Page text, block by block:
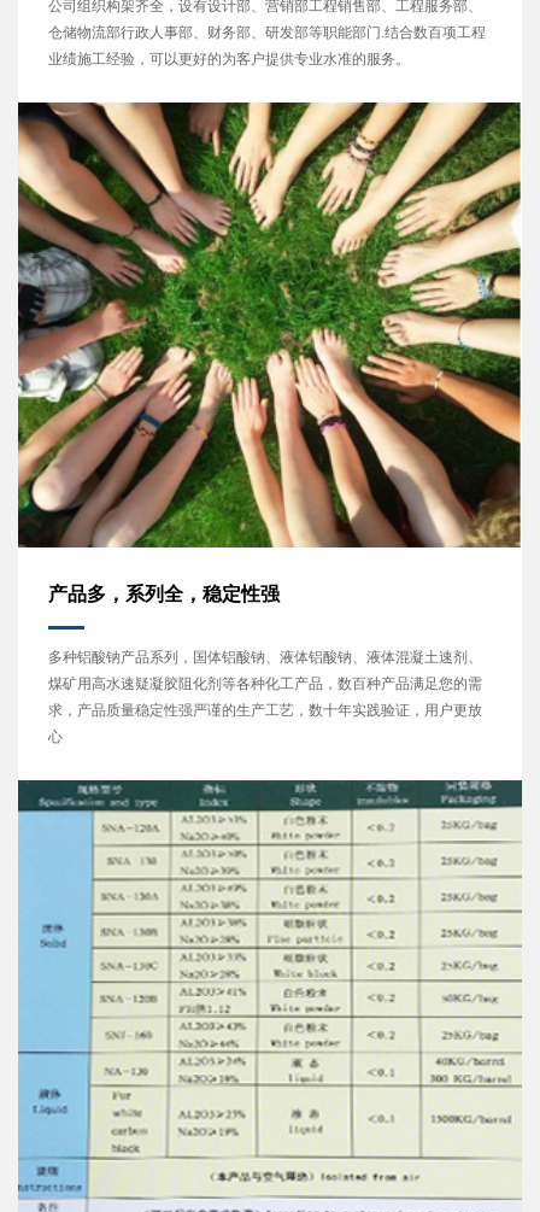
公司组织构架齐全，设有设计部、营销部工程销售部、工程服务部、
仓储物流部行政人事部、财务部、研发部等职能部门.结合数百项工程
业绩施工经验，可以更好的为客户提供专业水准的服务。
产品多，系列全，稳定性强
多种铝酸钠产品系列，国体铝酸钠、液体铝酸钠、液体混凝土速剂、
煤矿用高水速疑凝胶阻化剂等各种化工产品，数百种产品满足您的需
求，产品质量稳定性强严谨的生产工艺，数十年实践验证，用户更放
心